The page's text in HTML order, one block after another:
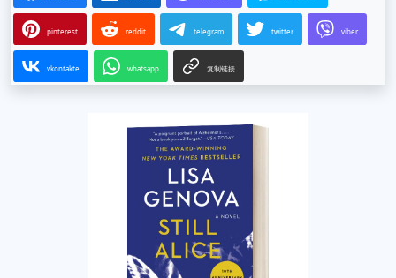
pinterest reddit telegram twitter viber
vkontakte whatsapp 复制链接